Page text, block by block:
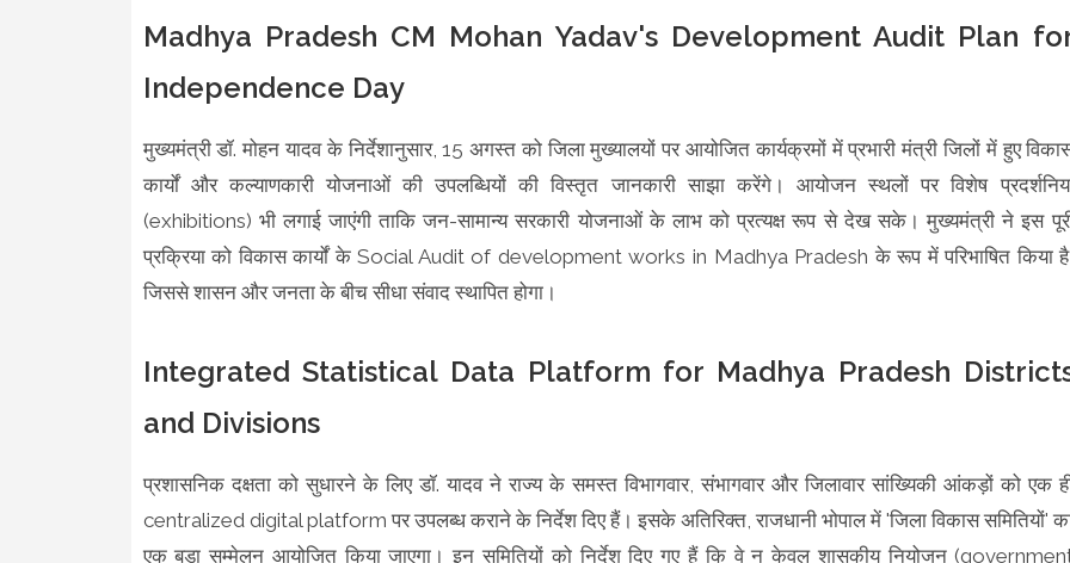
Madhya Pradesh CM Mohan Yadav's Development Audit Plan
Independence Day
मुख्यमंत्री डॉ. मोहन यादव के निर्देशानुसार, 15 अगस्त को जिला मुख्यालयों पर आयोजित कार्यक्रमों में प्रभारी मंत्री जिलों में हुए
कार्यों और कल्याणकारी योजनाओं की उपलब्धियों की विस्तृत जानकारी साझा करेंगे। आयोजन स्थलों पर विशेष
(exhibitions) भी लगाई जाएंगी ताकि जन-सामान्य सरकारी योजनाओं के लाभ को प्रत्यक्ष रूप से देख सके। मुख्यमंत्री ने इस
प्रक्रिया को विकास कार्यों के Social Audit of development works in Madhya Pradesh के रूप में परिभाषित किया
जिससे शासन और जनता के बीच सीधा संवाद स्थापित होगा।
Integrated Statistical Data Platform for Madhya Pradesh
and Divisions
प्रशासनिक दक्षता को सुधारने के लिए डॉ. यादव ने राज्य के समस्त विभागवार, संभागवार और जिलावार सांख्यिकी आंकड़ों को एक
centralized digital platform पर उपलब्ध कराने के निर्देश दिए हैं। इसके अतिरिक्त, राजधानी भोपाल में 'जिला विकास समितियों'
एक बड़ा सम्मेलन आयोजित किया जाएगा। इन समितियों को निर्देश दिए गए हैं कि वे न केवल शासकीय नियोजन